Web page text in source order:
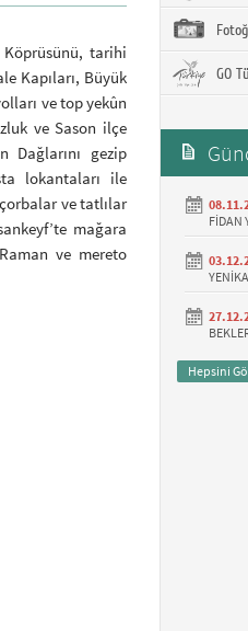
tarihi
Kapıları, Büyük
ve top yekûn
ve Sason ilçe
Dağlarını gezip
lokantaları ile
ve tatlılar
mağara
ve mereto
GO
FİDAN
Hepsini